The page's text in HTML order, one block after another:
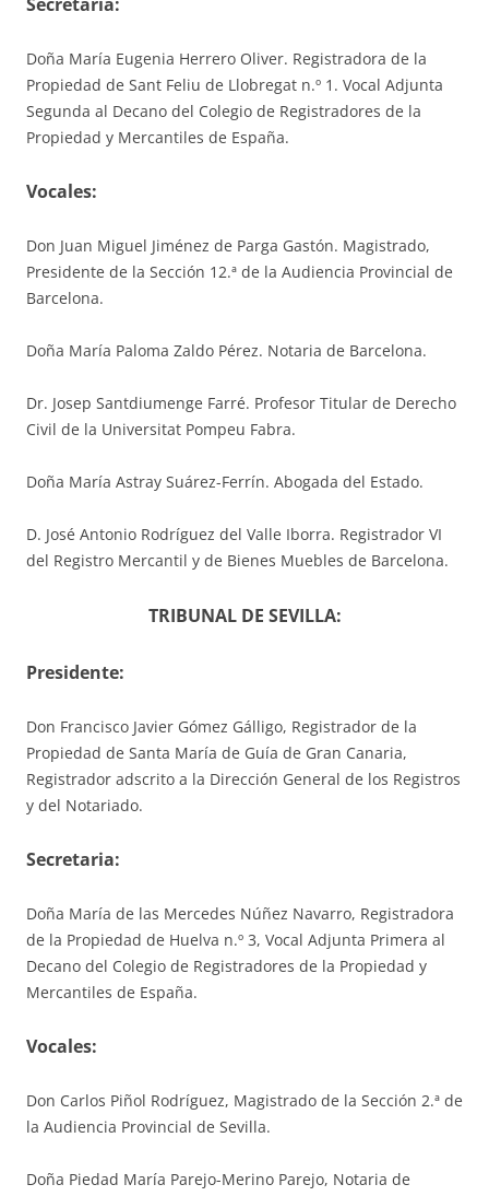
Secretaria:
Doña María Eugenia Herrero Oliver. Registradora de la
Propiedad de Sant Feliu de Llobregat n.º 1. Vocal Adjunta
Segunda al Decano del Colegio de Registradores de la
Propiedad y Mercantiles de España.
Vocales:
Don Juan Miguel Jiménez de Parga Gastón. Magistrado,
Presidente de la Sección 12.ª de la Audiencia Provincial de
Barcelona.
Doña María Paloma Zaldo Pérez. Notaria de Barcelona.
Dr. Josep Santdiumenge Farré. Profesor Titular de Derecho
Civil de la Universitat Pompeu Fabra.
Doña María Astray Suárez-Ferrín. Abogada del Estado.
D. José Antonio Rodríguez del Valle Iborra. Registrador VI
del Registro Mercantil y de Bienes Muebles de Barcelona.
TRIBUNAL DE SEVILLA:
Presidente:
Don Francisco Javier Gómez Gálligo, Registrador de la
Propiedad de Santa María de Guía de Gran Canaria,
Registrador adscrito a la Dirección General de los Registros
y del Notariado.
Secretaria:
Doña María de las Mercedes Núñez Navarro, Registradora
de la Propiedad de Huelva n.º 3, Vocal Adjunta Primera al
Decano del Colegio de Registradores de la Propiedad y
Mercantiles de España.
Vocales:
Don Carlos Piñol Rodríguez, Magistrado de la Sección 2.ª de
la Audiencia Provincial de Sevilla.
Doña Piedad María Parejo-Merino Parejo, Notaria de